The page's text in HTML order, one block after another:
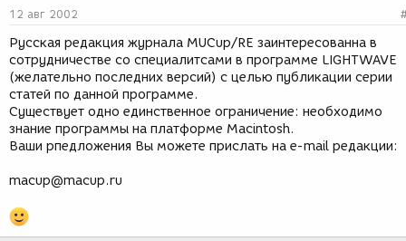
м
д
н
и
я
12 авг 2002
Русская редакция журнала MUCup/RE заинтересованна в
сотрудничестве со специалитсами в программе LIGHTWAVE
(желательно последних версий) с целью публикации серии
статей по данной программе.
Существует одно единственное ограничение: необходимо
знание программы на платформе Macintosh.
Ваши рпедложения Вы можете прислать на e-mail редакции:
macup@macup.ru